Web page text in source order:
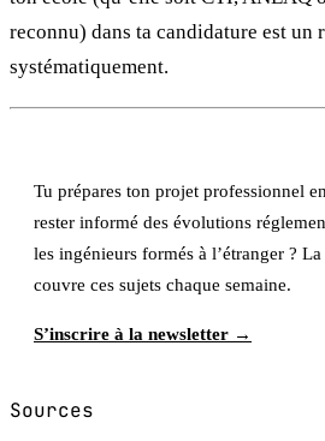
reconnu) dans ta candidature est un
systématiquement.
Tu prépares ton projet professionnel
rester informé des évolutions
les ingénieurs formés à l’étranger ?
couvre ces sujets chaque semaine.
S’inscrire à la newsletter →
Sources